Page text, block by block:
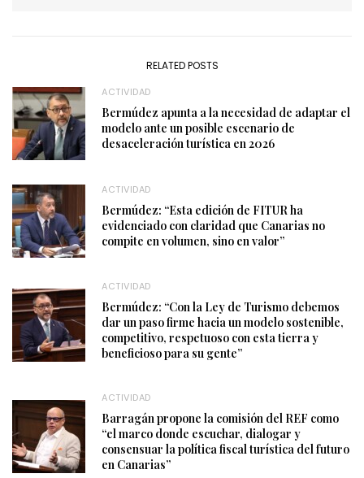
RELATED POSTS
ACTIVIDAD
Bermúdez apunta a la necesidad de adaptar el
modelo ante un posible escenario de
desaceleración turística en 2026
ACTIVIDAD
Bermúdez: “Esta edición de FITUR ha
evidenciado con claridad que Canarias no
compite en volumen, sino en valor”
ACTIVIDAD
Bermúdez: “Con la Ley de Turismo debemos
dar un paso firme hacia un modelo sostenible,
competitivo, respetuoso con esta tierra y
beneficioso para su gente”
ACTIVIDAD
Barragán propone la comisión del REF como
“el marco donde escuchar, dialogar y
consensuar la política fiscal turística del futuro
en Canarias”